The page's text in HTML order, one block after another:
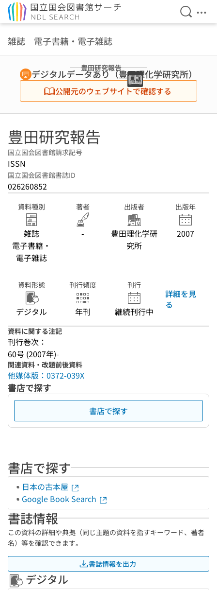
検索を
メ
雑誌 電子書籍・電子雑誌
豊田研究報告
デジタルデータあり（豊田理化学研究所）
公開元のウェブサイトで確認する
豊田研究報告
国立国会図書館請求記号
ISSN
国立国会図書館書誌ID
026260852
資料種別
雑誌
電子書籍・
電子雑誌
著者
-
出版者
豊田理化学研
究所
出版年
2007
資料形態
デジタル
刊行頻度
年刊
刊行
継続刊行中
詳細を見
る
資料に関する注記
刊行巻次：
60号 (2007年)-
関連資料・改題前後資料
他媒体版：0372-039X
書店で探す
書店で探す
書店で探す
日本の古本屋
Google Book Search
書誌情報
この資料の詳細や典拠（同じ主題の資料を指すキーワード、著者
名）等を確認できます。
書誌情報を出力
デジタル